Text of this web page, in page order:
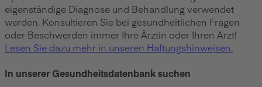
eigenständige Diagnose und Behandlung verwendet
werden. Konsultieren Sie bei gesundheitlichen Fragen
oder Beschwerden immer Ihre Ärztin oder Ihren Arzt!
Lesen Sie dazu mehr in unseren Haftungshinweisen.
In unserer Gesundheitsdatenbank suchen